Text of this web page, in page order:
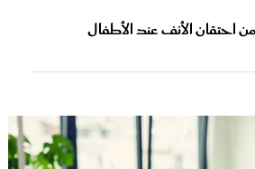
احتقان الأنف عند الأطفال